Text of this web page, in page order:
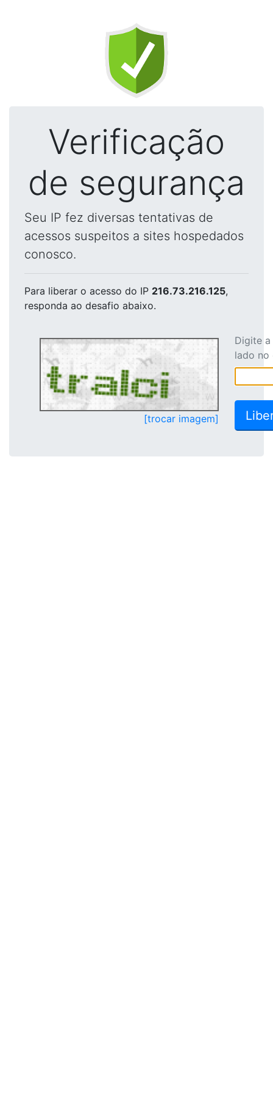
Verificação
de segurança
Seu IP fez diversas tentativas de
acessos suspeitos a sites hospedados
conosco.
Para liberar o acesso do IP 216.73.216.125,
responda ao desafio abaixo.
[trocar imagem]
Digite
lado no